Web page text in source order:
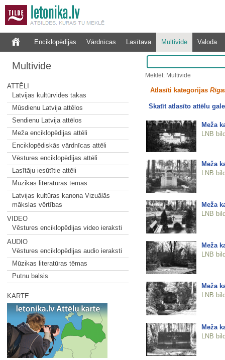
Enciklopēdijas Vārdnīcas Lasītava Multivide Valoda
Multivide
ATTĒLI
Latvijas kultūrvides takas
Mūsdienu Latvija attēlos
Sendienu Latvija attēlos
Meža enciklopēdijas attēli
Enciklopēdiskās vārdnīcas attēli
Vēstures enciklopēdijas attēli
Lasītāju iesūtītie attēli
Mūzikas literatūras tēmas
Latvijas kultūras kanona Vizuālās
mākslas vērtības
VIDEO
Vēstures enciklopēdijas video ieraksti
AUDIO
Vēstures enciklopēdijas audio ieraksti
Mūzikas literatūras tēmas
Putnu balsis
KARTE
Meklēt: Multivide
Atlasīti kategorijas
Skatīt atlasīto attēlu
Meža
LNB
Meža
LNB
Meža
LNB
Meža
LNB
Meža
LNB
Meža
LNB